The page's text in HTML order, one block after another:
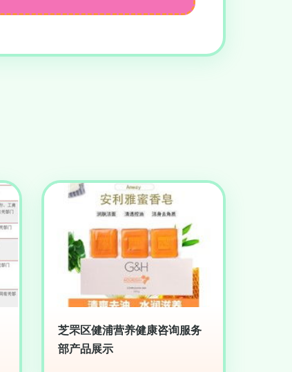
芝罘区健浦营养健康咨询服务
部产品展示